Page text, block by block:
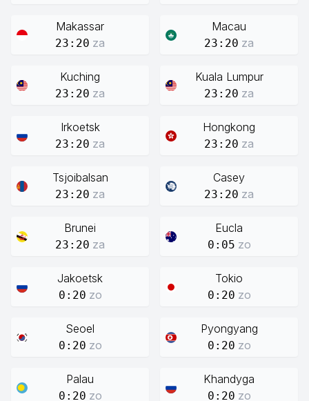
Makassar
23:20 za
Macau
23:20 za
Kuching
23:20 za
Kuala Lumpur
23:20 za
Irkoetsk
23:20 za
Hongkong
23:20 za
Tsjoibalsan
23:20 za
Casey
23:20 za
Brunei
23:20 za
Eucla
0:05 zo
Jakoetsk
0:20 zo
Tokio
0:20 zo
Seoel
0:20 zo
Pyongyang
0:20 zo
Palau
0:20 zo
Khandyga
0:20 zo